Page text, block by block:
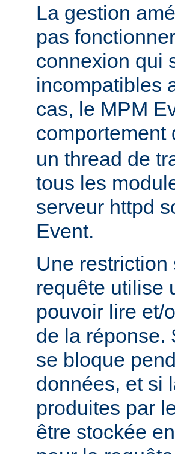
La gestion
pas
connexion qui
incompatibles
cas, le MPM
comportement
un thread de
tous les
serveur httpd
Event.
Une
requête utilise
pouvoir lire et/
de la réponse.
se bloque
données, et si
produites par
être stockée